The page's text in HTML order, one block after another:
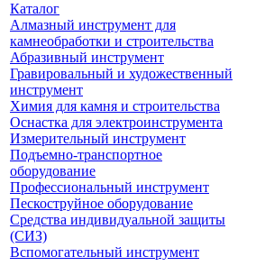
Каталог
Алмазный инструмент для
камнеобработки и строительства
Абразивный инструмент
Гравировальный и художественный
инструмент
Химия для камня и строительства
Оснастка для электроинструмента
Измерительный инструмент
Подъемно-транспортное
оборудование
Профессиональный инструмент
Пескоструйное оборудование
Средства индивидуальной защиты
(СИЗ)
Вспомогательный инструмент